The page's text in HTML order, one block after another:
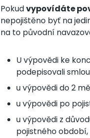
Pokudvypovídáte
nepojištěno byť na
na to původní
U výpovědi ke
podepisovali
u výpovědi do 2
u výpovědi po
u výpovědi z
pojistného